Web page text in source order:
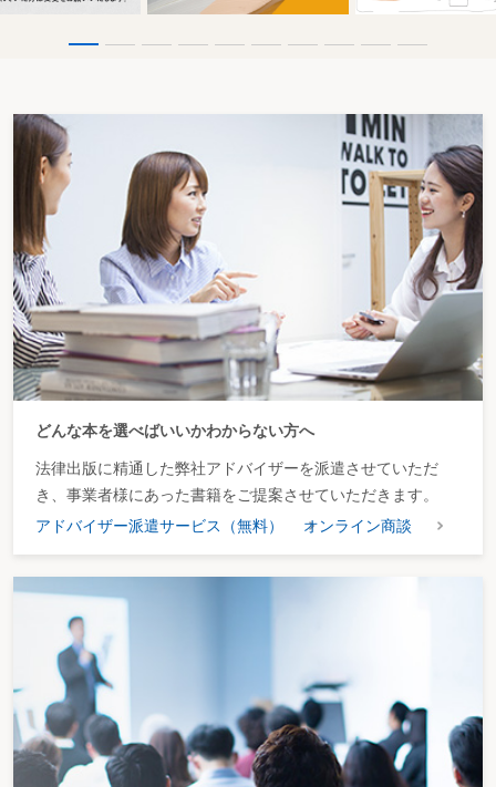
どんな本を選べばいいかわからない方へ
法律出版に精通した弊社アドバイザーを派遣させていただ
き、事業者様にあった書籍をご提案させていただきます。
アドバイザー派遣サービス（無料）
オンライン商談